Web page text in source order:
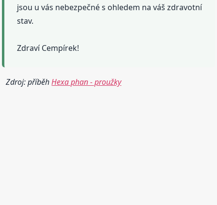
jsou u vás nebezpečné s ohledem na váš zdravotní
stav.
Zdraví Cempírek!
Zdroj: příběhHexa phan - proužky